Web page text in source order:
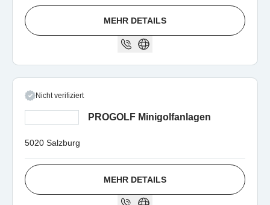
MEHR DETAILS
Nicht verifiziert
PROGOLF Minigolfanlagen
5020 Salzburg
MEHR DETAILS